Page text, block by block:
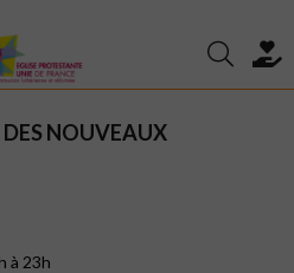
DES NOUVEAUX
à 23h